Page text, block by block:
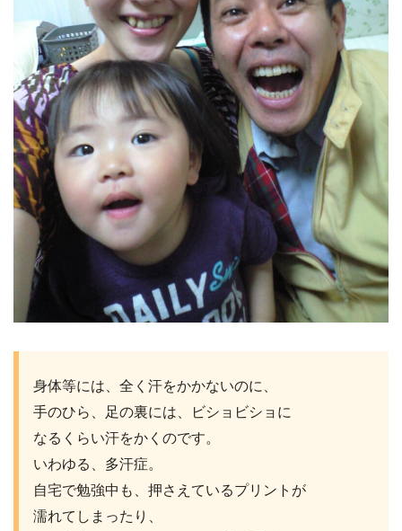
身体等には、全く汗をかかないのに、
手のひら、足の裏には、ビショビショに
なるくらい汗をかくのです。
いわゆる、多汗症。
自宅で勉強中も、押さえているプリントが
濡れてしまったり、